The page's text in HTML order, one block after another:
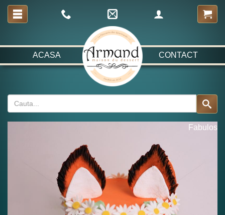
ACASA CONTACT
Fabulos